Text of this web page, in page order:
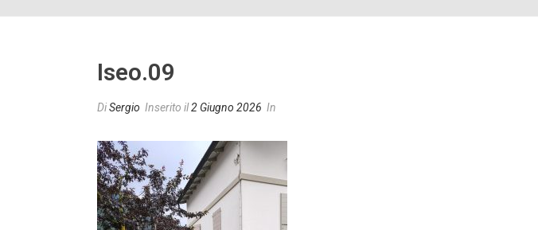
Iseo.09
DiSergio Inserito il2 Giugno 2026 In